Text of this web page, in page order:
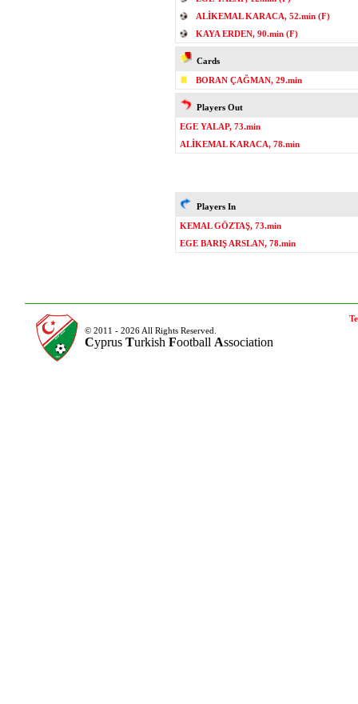
ALİKEMAL KARACA, 52.min (F)
KAYA ERDEN, 90.min (F)
Cards
BORAN ÇAĞMAN, 29.min
Players Out
EGE YALAP, 73.min
ALİKEMAL KARACA, 78.min
Players In
KEMAL GÖZTAŞ, 73.min
EGE BARIŞ ARSLAN, 78.min
© 2011 - 2026 All Rights Reserved.
Cyprus Turkish Football Association